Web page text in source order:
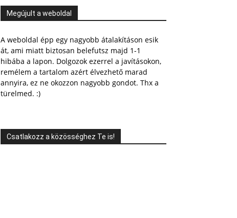
Megújult a weboldal
A weboldal épp egy nagyobb átalakításon esik
át, ami miatt biztosan belefutsz majd 1-1
hibába a lapon. Dolgozok ezerrel a javításokon,
remélem a tartalom azért élvezhető marad
annyira, ez ne okozzon nagyobb gondot. Thx a
türelmed. :)
Csatlakozz a közösséghez Te is!